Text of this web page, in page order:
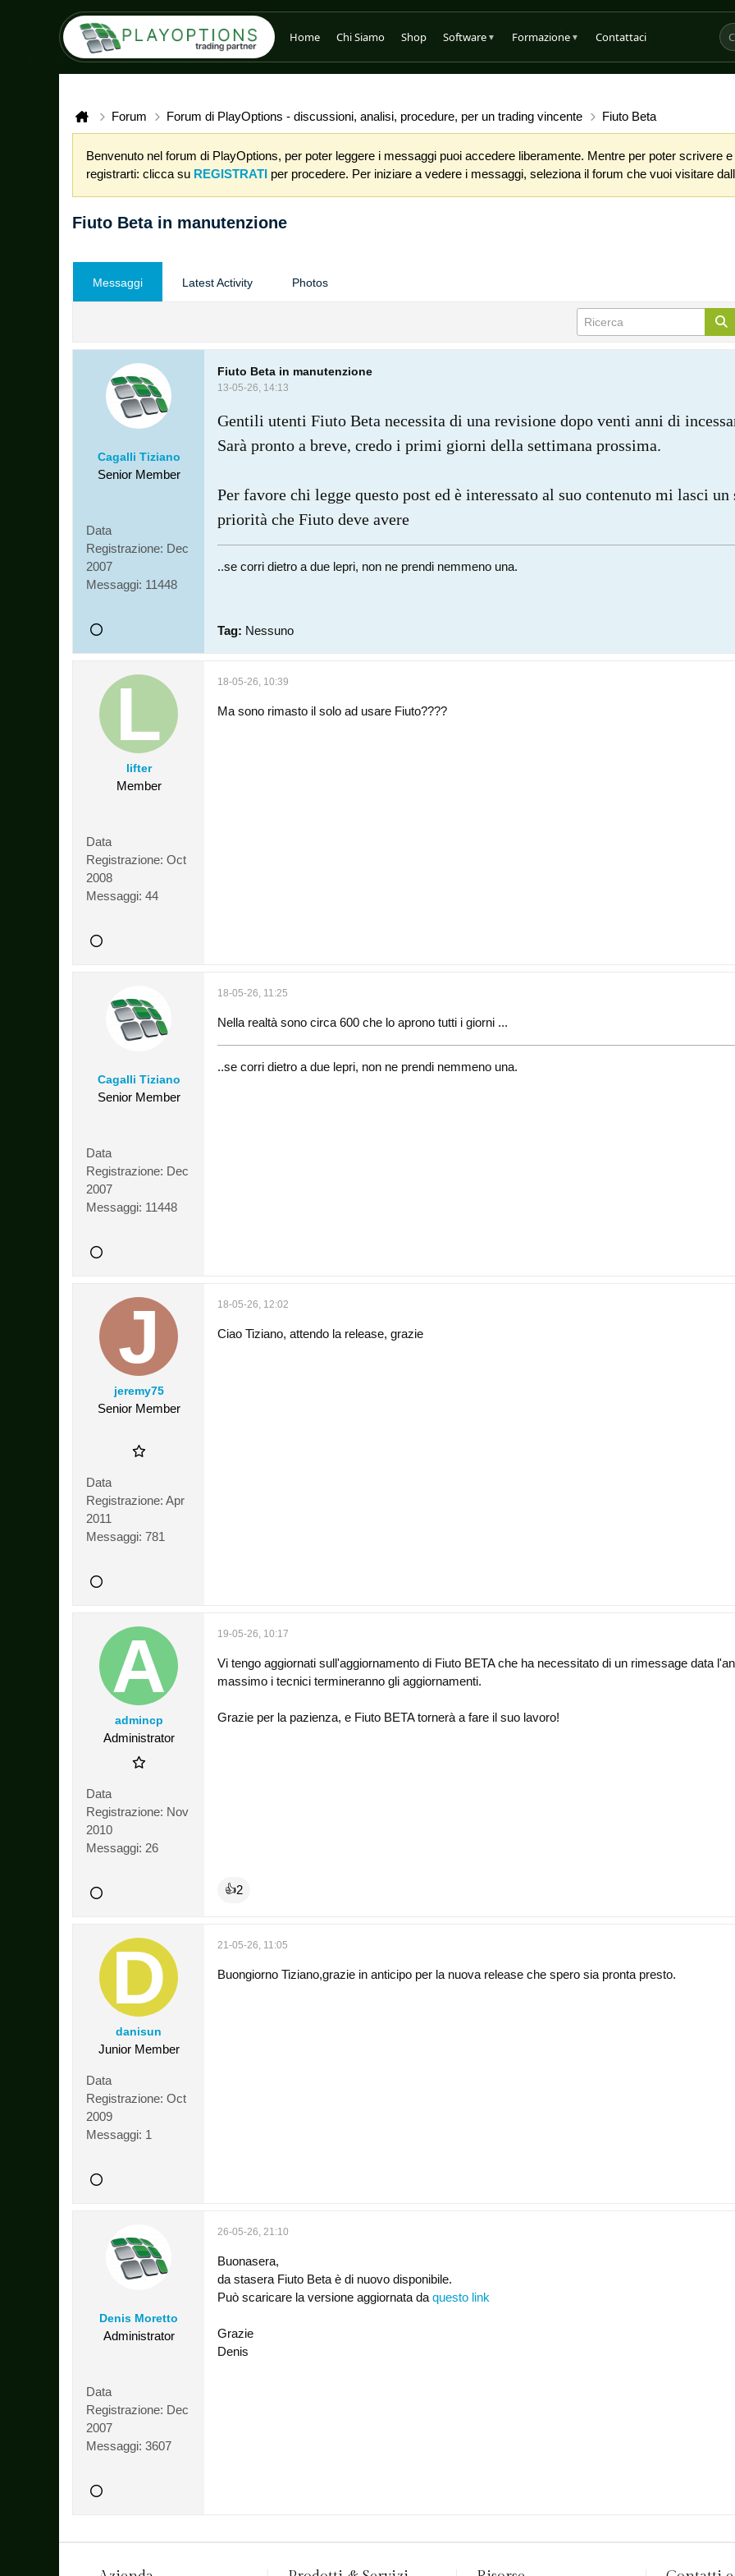
Home Chi Siamo Shop Software ▼ Formazione ▼ Contattaci
Forum Forum di PlayOptions - discussioni, analisi, procedure, per un trading vincente Fiuto Beta
Benvenuto nel forum di PlayOptions, per poter leggere i messaggi puoi accedere liberamente. Mentre per poter scrivere
registrarti: clicca su REGISTRATI per procedere. Per iniziare a vedere i messaggi, seleziona il forum che vuoi visitare
Fiuto Beta in manutenzione
Messaggi Latest Activity Photos
Cagalli Tiziano
Senior Member
Data
Registrazione: Dec
2007
Messaggi: 11448
Fiuto Beta in manutenzione
13-05-26, 14:13
Gentili utenti Fiuto Beta necessita di una revisione dopo venti anni di
Sarà pronto a breve, credo i primi giorni della settimana prossima.
Per favore chi legge questo post ed è interessato al suo contenuto mi lasci
priorità che Fiuto deve avere
..se corri dietro a due lepri, non ne prendi nemmeno una.
Tag: Nessuno
lifter
Member
Data
Registrazione: Oct
2008
Messaggi: 44
18-05-26, 10:39
Ma sono rimasto il solo ad usare Fiuto????
Cagalli Tiziano
Senior Member
Data
Registrazione: Dec
2007
Messaggi: 11448
18-05-26, 11:25
Nella realtà sono circa 600 che lo aprono tutti i giorni ...
..se corri dietro a due lepri, non ne prendi nemmeno una.
jeremy75
Senior Member
Data
Registrazione: Apr
2011
Messaggi: 781
18-05-26, 12:02
Ciao Tiziano, attendo la release, grazie
admincp
Administrator
Data
Registrazione: Nov
2010
Messaggi: 26
19-05-26, 10:17
Vi tengo aggiornati sull'aggiornamento di Fiuto BETA che ha necessitato di un rimessage data
massimo i tecnici termineranno gli aggiornamenti.
Grazie per la pazienza, e Fiuto BETA tornerà a fare il suo lavoro!
👍2
danisun
Junior Member
Data
Registrazione: Oct
2009
Messaggi: 1
21-05-26, 11:05
Buongiorno Tiziano,grazie in anticipo per la nuova release che spero sia pronta presto.
Denis Moretto
Administrator
Data
Registrazione: Dec
2007
Messaggi: 3607
26-05-26, 21:10
Buonasera,
da stasera Fiuto Beta è di nuovo disponibile.
Può scaricare la versione aggiornata da questo link
Grazie
Denis